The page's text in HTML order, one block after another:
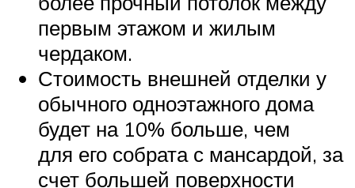
первым этажом и жилым
чердаком.
Стоимость внешней отделки у
обычного одноэтажного дома
будет на 10% больше, чем
для его собрата с мансардой, за
счет большей поверхности